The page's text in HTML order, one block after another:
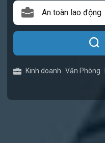
An toàn lao động
Kinh doanh Văn Phòng